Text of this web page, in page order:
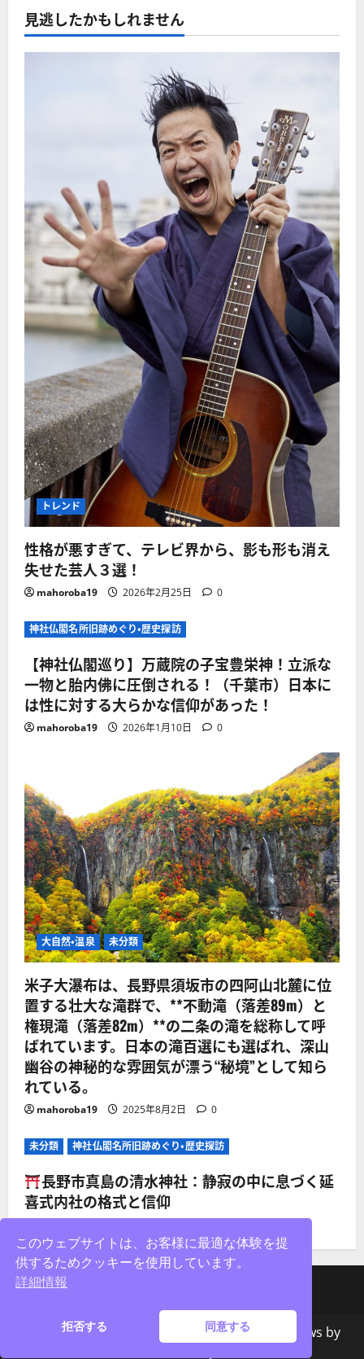
見逃したかもしれません
トレンド
性格が悪すぎて、テレビ界から、影も形も消え
失せた芸人３選！
mahoroba19 2026年2月25日 0
神社仏閣名所旧跡めぐり・歴史探訪
【神社仏閣巡り】万蔵院の子宝豊栄神！立派な
一物と胎内佛に圧倒される！（千葉市）日本に
は性に対する大らかな信仰があった！
mahoroba19 2026年1月10日 0
大自然・温泉 未分類
米子大瀑布は、長野県須坂市の四阿山北麓に位
置する壮大な滝群で、**不動滝（落差89m）と
権現滝（落差82m）**の二条の滝を総称して呼
ばれています。日本の滝百選にも選ばれ、深山
幽谷の神秘的な雰囲気が漂う“秘境”として知ら
れている。
mahoroba19 2025年8月2日 0
未分類 神社仏閣名所旧跡めぐり・歴史探訪
長野市真島の清水神社：静寂の中に息づく延
喜式内社の格式と信仰
著作権&コピー;無断転載を禁じます。| MoreNews by
このウェブサイトは、お客様に最適な体験を提
供するためクッキーを使用しています。
詳細情報
拒否する 同意する